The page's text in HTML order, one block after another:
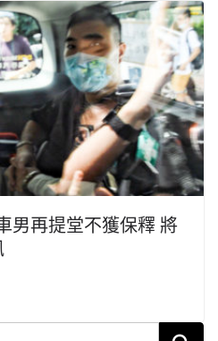
男再提堂不獲保釋 將